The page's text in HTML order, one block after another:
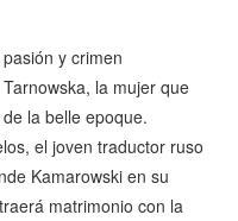
y crimen
la mujer que
la belle epoque.
el joven traductor ruso
Kamarowski en su
matrimonio con la